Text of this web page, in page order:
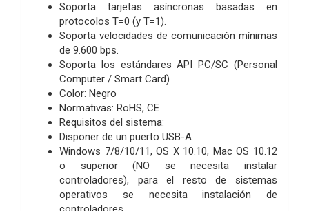
Soporta tarjetas asíncronas basadas en
protocolos T=0 (y T=1).
Soporta velocidades de comunicación mínimas
de 9.600 bps.
Soporta los estándares API PC/SC (Personal
Computer / Smart Card)
Color: Negro
Normativas: RoHS, CE
Requisitos del sistema:
Disponer de un puerto USB-A
Windows 7/8/10/11, OS X 10.10, Mac OS 10.12
o superior (NO se necesita instalar
controladores), para el resto de sistemas
operativos se necesita instalación de